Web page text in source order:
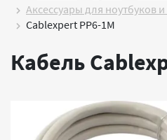
Аксессуары для ноутбуков
Cablexpert PP6-1M
Кабель